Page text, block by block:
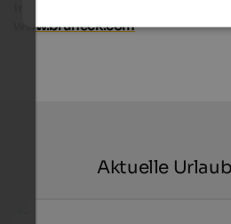
www.bruneck.com
Aktuelle